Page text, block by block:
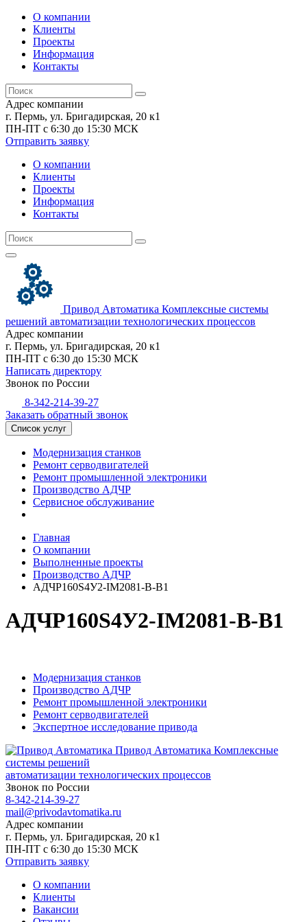
О компании
Клиенты
Проекты
Информация
Контакты
Адрес компании
г. Пермь, ул. Бригадирская, 20 к1
ПН-ПТ с 6:30 до 15:30 МСК
Отправить заявку
О компании
Клиенты
Проекты
Информация
Контакты
Привод Автоматика Комплексные системы
решений автоматизации технологических процессов
Адрес компании
г. Пермь, ул. Бригадирская, 20 к1
ПН-ПТ с 6:30 до 15:30 МСК
Написать директору
Звонок по России
8-342-214-39-27
Заказать обратный звонок
Список услуг
Модернизация станков
Ремонт серводвигателей
Ремонт промышленной электроники
Производство АДЧР
Сервисное обслуживание
Главная
О компании
Выполненные проекты
Производство АДЧР
АДЧР160S4У2-IM2081-B-B1
АДЧР160S4У2-IM2081-B-B1
Модернизация станков
Производство АДЧР
Ремонт промышленной электроники
Ремонт серводвигателей
Экспертное исследование привода
Привод Автоматика Комплексные
системы решений
автоматизации технологических процессов
Звонок по России
8-342-214-39-27
mail@privodavtomatika.ru
Адрес компании
г. Пермь, ул. Бригадирская, 20 к1
ПН-ПТ с 6:30 до 15:30 МСК
Отправить заявку
О компании
Клиенты
Вакансии